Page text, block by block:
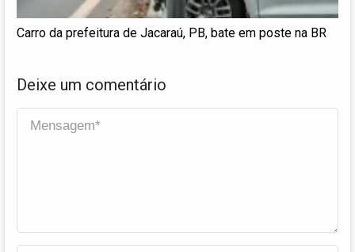
Carro da prefeitura de Jacaraú, PB, bate em poste na BR
Deixe um comentário